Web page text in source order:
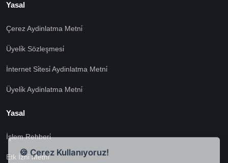
Yasal
Çerez Aydinlatma Metni̇
Üyeli̇k Sözleşmesi̇
İnternet Si̇tesi̇ Aydinlatma Metni̇
Üyeli̇k Aydinlatma Metni̇
Yasal
İşlem Rehberi̇
Etk İzni̇ Metni̇
🍪 Çerez Kullanıyoruz!